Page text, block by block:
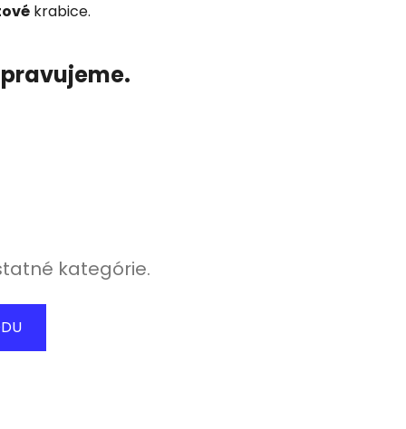
krabice.
kategórie.